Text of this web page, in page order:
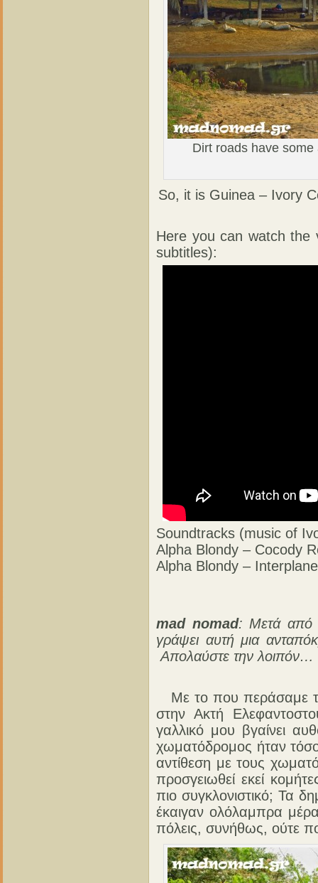
Dirt roads have
So, it is Guinea – Ivory
Here you can watch the
subtitles):
Soundtracks (music of
Alpha Blondy – Cocody
Alpha Blondy –
mad nomad: Μετά από
γράψει αυτή μια
Απολαύστε την λοιπόν…
Με το που περάσαμε
στην Ακτή
γαλλικό μου βγαίνει
χωματόδρομος ήταν
αντίθεση με τους
προσγειωθεί εκεί
πιο συγκλονιστικό; Τα
έκαιγαν ολόλαμπρα
πόλεις, συνήθως, ούτε